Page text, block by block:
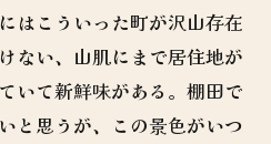
はこういった町が沢山存在
ない、山肌にまで居住地が
いて新鮮味がある。棚田で
と思うが、この景色がいつ